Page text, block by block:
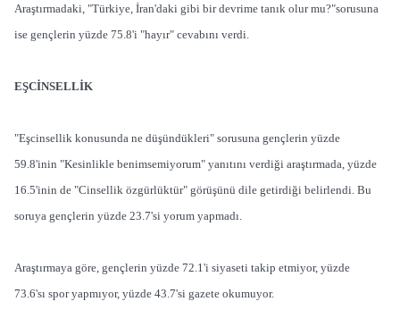
Araştırmadaki, "Türkiye, İran'daki gibi bir devrime tanık olur mu?"sorusuna
ise gençlerin yüzde 75.8'i "hayır" cevabını verdi.
EŞCİNSELLİK
"Eşcinsellik konusunda ne düşündükleri" sorusuna gençlerin yüzde
59.8'inin "Kesinlikle benimsemiyorum" yanıtını verdiği araştırmada, yüzde
16.5'inin de "Cinsellik özgürlüktür" görüşünü dile getirdiği belirlendi. Bu
soruya gençlerin yüzde 23.7'si yorum yapmadı.
Araştırmaya göre, gençlerin yüzde 72.1'i siyaseti takip etmiyor, yüzde
73.6'sı spor yapmıyor, yüzde 43.7'si gazete okumuyor.